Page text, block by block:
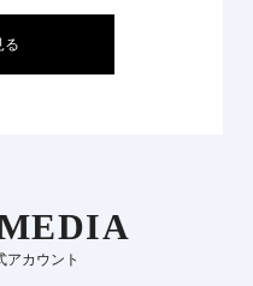
る
アカウント